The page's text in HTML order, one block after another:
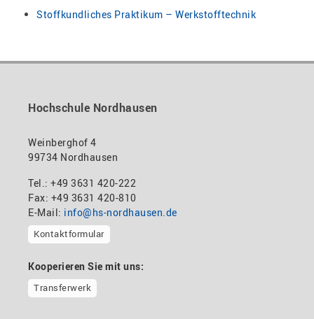
Stoffkundliches Praktikum – Werkstofftechnik
Hochschule Nordhausen
Weinberghof 4
99734 Nordhausen
Tel.: +49 3631 420-222
Fax: +49 3631 420-810
E-Mail: info@hs-nordhausen.de
Kontaktformular
Kooperieren Sie mit uns:
Transferwerk